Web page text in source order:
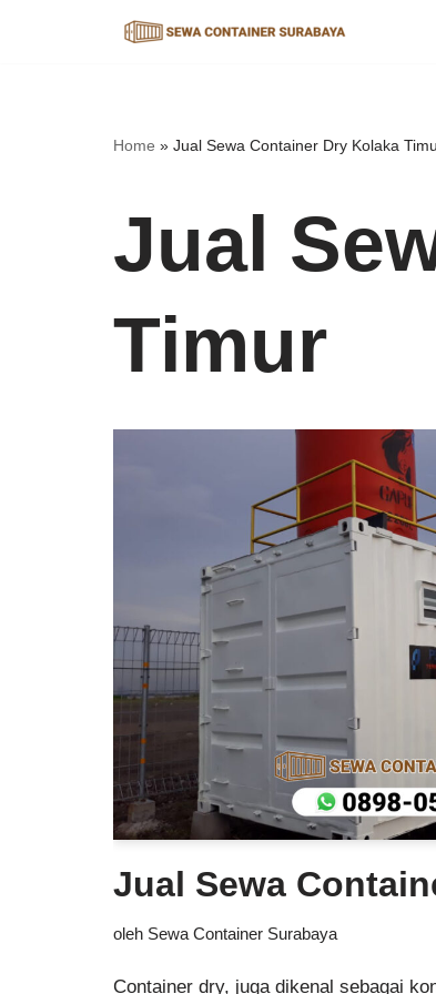
Home » Jual Sewa Container Dry Kolaka
Jual
Timur
Jual Sewa
oleh Sewa Container Surabaya
Container dry, juga dikenal sebagai